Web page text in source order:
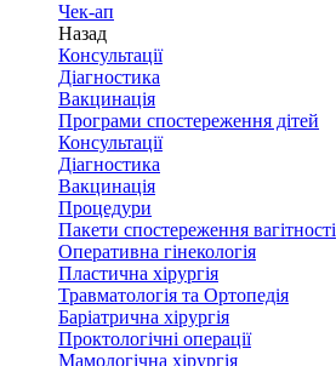
Чек-ап
Назад
Консультації
Діагностика
Вакцинація
Програми спостереження дітей
Консультації
Діагностика
Вакцинація
Процедури
Пакети спостереження вагітності
Оперативна гінекологія
Пластична хірургія
Травматологія та Ортопедія
Баріатрична хірургія
Проктологічні операції
Мамологічна хірургія